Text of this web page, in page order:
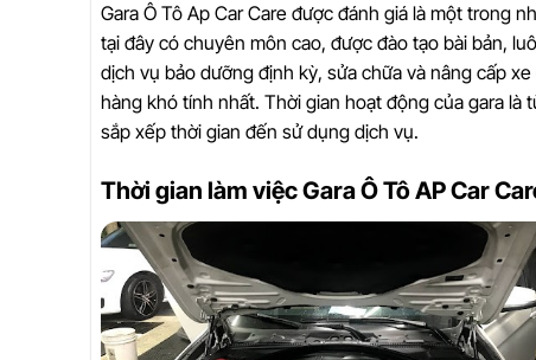
Gara Ô Tô Ap Car Care được đánh giá là một trong
tại đây có chuyên môn cao, được đào tạo bài bản,
dịch vụ bảo dưỡng định kỳ, sửa chữa và nâng cấp
hàng khó tính nhất. Thời gian hoạt động của gara
sắp xếp thời gian đến sử dụng dịch vụ.
Thời gian làm việc Gara Ô Tô AP Car